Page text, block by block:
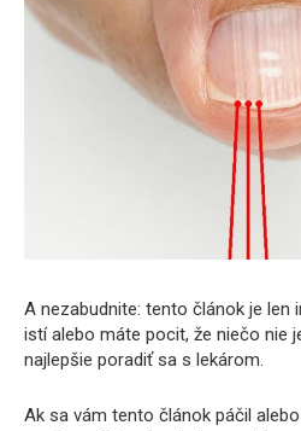
A nezabudnite: tento článok je len
istí alebo máte pocit, že niečo nie
najlepšie poradiť sa s lekárom.
Ak sa vám tento článok páčil